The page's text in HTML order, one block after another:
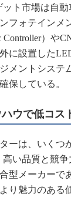
ト市場は自
フォテインメ
Controller）
に設置した
メントシステ
保している。
ウで低コス
ーは、いくつ
高い品質と競
型メーカー
り魅力のある